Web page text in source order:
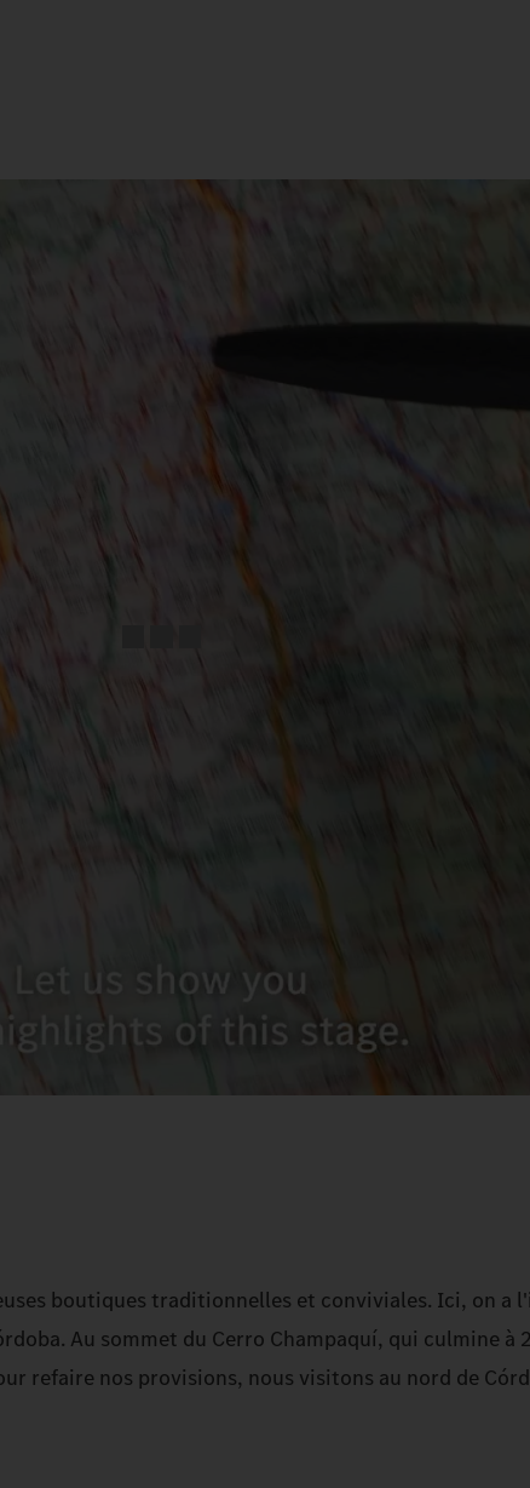
boutiques traditionnelles et conviviales. Ici, on a
Au sommet du Cerro Champaquí, qui culmine à
refaire nos provisions, nous visitons au nord de